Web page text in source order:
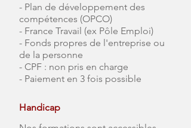
- Plan de développement des
compétences (OPCO)
- France Travail (ex Pôle Emploi)
- Fonds propres de l'entreprise ou
de la personne
- CPF : non pris en charge
- Paiement en 3 fois possible
Handicap